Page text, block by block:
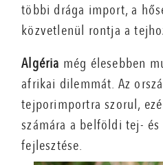
többi drága import, a
közvetlenül rontja a
Algéria még élesebben
afrikai dilemmát. Az
tejporimportra szorul,
számára a belföldi tej-
fejlesztése.